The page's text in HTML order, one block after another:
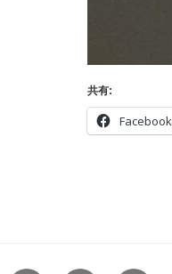
共有:
Facebook